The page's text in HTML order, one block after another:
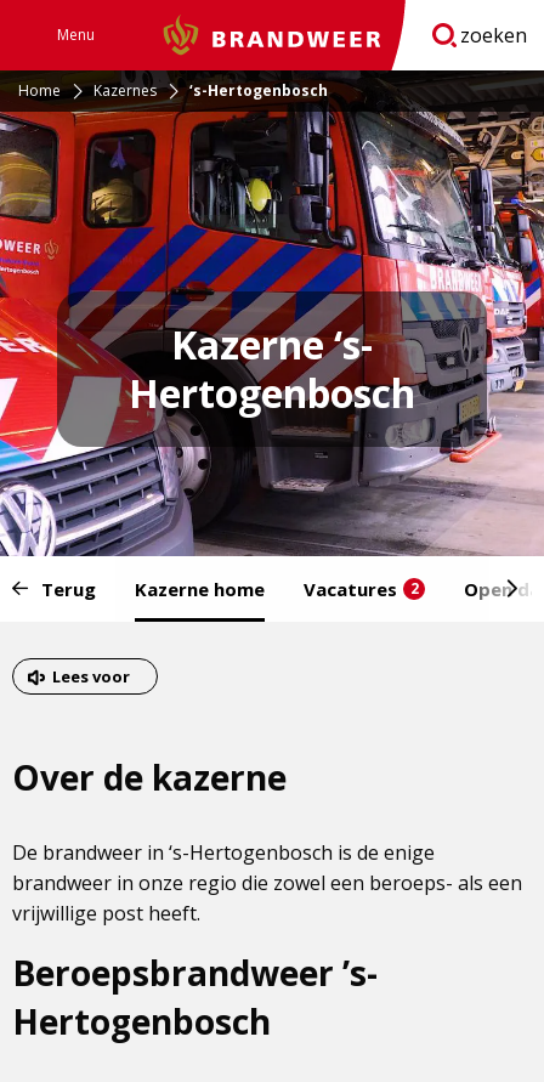
Menu Brandweer zoeken
Home Kazernes ‘s-Hertogenbosch
Kazerne ‘s-
Hertogenbosch
van
menu:
Terug Kazerne home Vacatures 2 Open
van
het
Lees voor
Over de kazerne
De brandweer in ‘s-Hertogenbosch is de enige
brandweer in onze regio die zowel een beroeps- als een
vrijwillige post heeft.
Beroepsbrandweer ’s-
Hertogenbosch